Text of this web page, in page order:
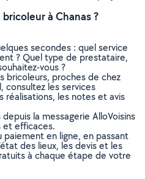
à Chanas ?
secondes : quel service
? Quel type de prestataire,
vous ?
bricoleurs, proches de chez
consultez les services
réalisations, les notes et avis
la messagerie AlloVoisins
et efficaces.
en ligne, en passant
des lieux, les devis et les
à chaque étape de votre